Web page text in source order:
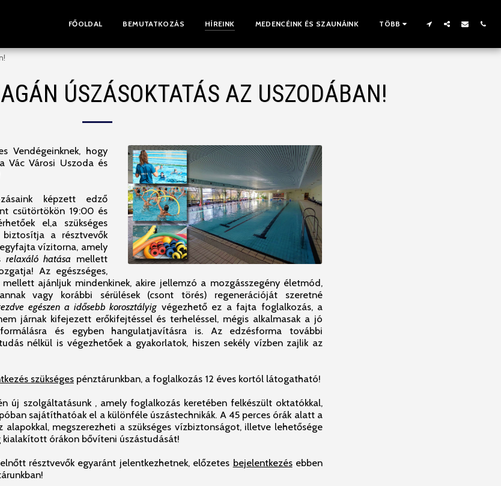
FŐOLDAL BEMUTATKOZÁS HÍREINK MEDENCÉINK ÉS SZAUNÁINK TÖBB
ÚSZÁSOKTATÁS AZ USZODÁBAN!
Vendégeinknek, hogy
Vác Városi Uszoda és
képzett edző
csütörtökön 19:00 és
el,a szükséges
biztosítja a résztvevők
vízitorna, amely
relaxáló hatása mellett
Az egészséges,
ajánljuk mindenkinek, akire jellemzó a mozgásszegény életmód,
vagy korábbi sérülések (csont törés) regenerációját szeretné
egészen a idősebb korosztályig végezhető ez a fajta foglalkozás, a
járnak kifejezett erőkifejtéssel és terheléssel, mégis alkalmasak a jó
és egyben hangulatjavításra is. Az edzésforma további
nélkül is végezhetőek a gyakorlatok, hiszen sekély vízben zajlik az
szükséges pénztárunkban, a foglalkozás 12 éves kortól látogatható!
új szolgáltatásunk , amely foglalkozás keretében felkészült oktatókkal,
sajátíthatóak el a különféle úszástechnikák. A 45 perces órák alatt a
alapokkal, megszerezheti a szükséges vízbiztonságot, illetve lehetősége
órákon bővíteni úszástudását!
résztvevők egyaránt jelentkezhetnek, előzetes bejelentkezésebben